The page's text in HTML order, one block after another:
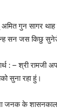
अमित गुन सागर थाह
सन जस किछु सुनेउँ
: – श्री
सुना रहा हुं।
जनक के